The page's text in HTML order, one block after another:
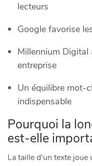
lecteurs
Google favorise
Millennium
entreprise
Un équilibre mot-
indispensable
Pourquoi la
est-elle
La taille d’un texte